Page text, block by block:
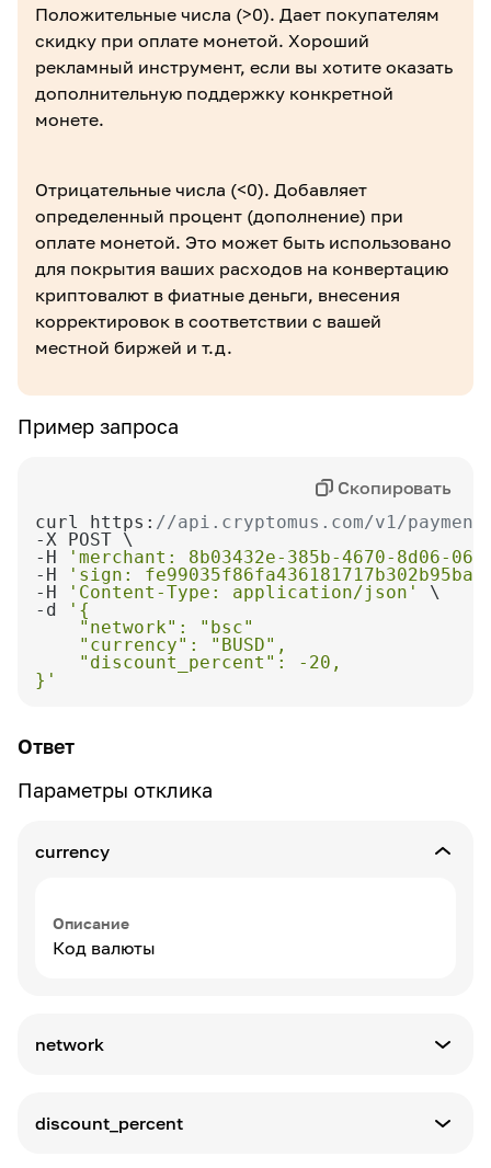
Положительные числа (>0). Дает покупателям
скидку при оплате монетой. Хороший
рекламный инструмент, если вы хотите оказать
дополнительную поддержку конкретной
монете.
Отрицательные числа (<0). Добавляет
определенный процент (дополнение) при
оплате монетой. Это может быть использовано
для покрытия ваших расходов на конвертацию
криптовалют в фиатные деньги, внесения
корректировок в соответствии с вашей
местной биржей и т.д.
Пример запроса
curl https: //api.cryptomus.com/v1/
-H
'merchant: 8b03432e-385b-4670-8d06-
-H
'sign:
-H
'Content-Type: application/json'
-d
}'
Скопировать
Ответ
Параметры отклика
currency
Описание
Код валюты
network
Сетевой код блокчейна
discount_percent